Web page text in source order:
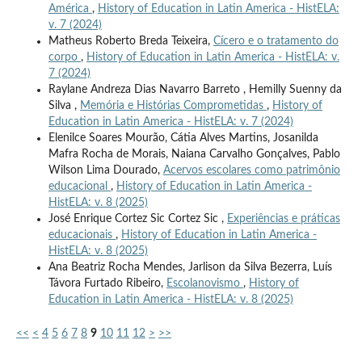
América , History of Education in Latin America - HistELA:
v. 7 (2024)
Matheus Roberto Breda Teixeira, Cícero e o tratamento do
corpo , History of Education in Latin America - HistELA: v.
7 (2024)
Raylane Andreza Dias Navarro Barreto , Hemilly Suenny da
Silva , Memória e Histórias Comprometidas , History of
Education in Latin America - HistELA: v. 7 (2024)
Elenilce Soares Mourão, Cátia Alves Martins, Josanilda
Mafra Rocha de Morais, Naiana Carvalho Gonçalves, Pablo
Wilson Lima Dourado, Acervos escolares como patrimônio
educacional , History of Education in Latin America -
HistELA: v. 8 (2025)
José Enrique Cortez Sic Cortez Sic , Experiências e práticas
educacionais , History of Education in Latin America -
HistELA: v. 8 (2025)
Ana Beatriz Rocha Mendes, Jarlison da Silva Bezerra, Luís
Távora Furtado Ribeiro, Escolanovismo , History of
Education in Latin America - HistELA: v. 8 (2025)
<< < 4 5 6 7 8 9 10 11 12 > >>